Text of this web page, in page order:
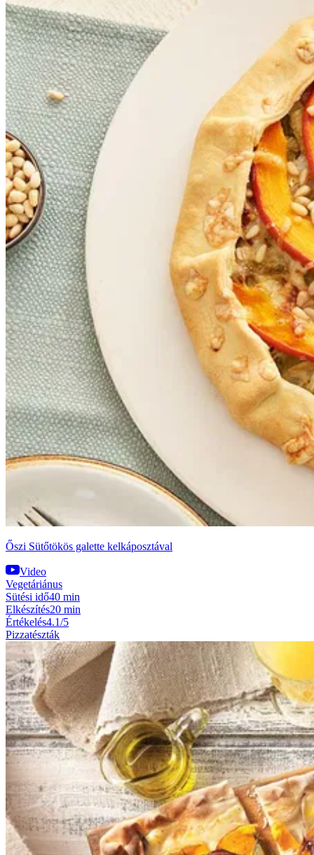
Őszi Sütőtökös galette kelkáposztával
Video
Vegetáriánus
Sütési idő40 min
Elkészítés20 min
Értékelés4.1/5
Pizzatészták